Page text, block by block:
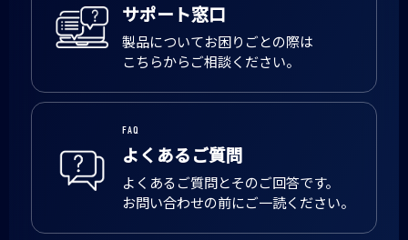
サポート窓口
製品についてお困りごとの際は
こちらからご相談ください。
FAQ
よくあるご質問
よくあるご質問とそのご回答です。
お問い合わせの前にご一読ください。